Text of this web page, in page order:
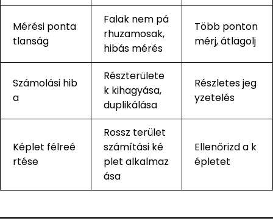
Mérési ponta
tlanság
Falak nem pá
rhuzamosak,
hibás mérés
Több ponton
mérj, átlagolj
Számolási hib
a
Részterülete
k kihagyása,
duplikálása
Részletes jeg
yzetelés
Képlet félreé
rtése
Rossz terület
számítási ké
plet alkalmaz
ása
Ellenőrizd a k
épletet